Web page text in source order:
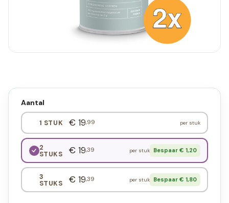
Aantal
1 STUK € 19,99 per stuk
2
STUKS € 19,39 per stuk Bespaar € 1,20
3
STUKS € 19,39 per stuk Bespaar € 1,80